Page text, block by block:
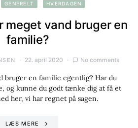
GENERELT HVERDAGEN
meget vand bruger en
familie?
22. april 2020 No comments
bruger en familie egentlig? Har du
og kunne du godt tænke dig at få et
her, vi har regnet på sagen.
LÆS MERE